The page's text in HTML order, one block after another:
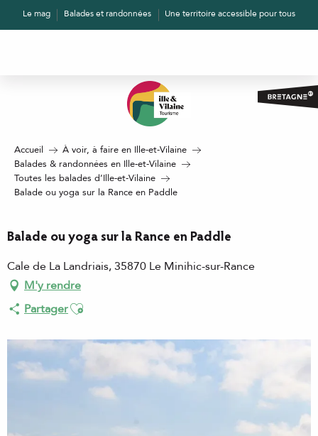
AllerLe mag Balades et randonnées Une territoire accessible pour tous
Accueil
À voir, à faire en Ille-et-Vilaine
Balades & randonnées en Ille-et-Vilaine
Toutes les balades d’Ille-et-Vilaine
Balade ou yoga sur la Rance en Paddle
Balade ou yoga sur la Rance en Paddle
Cale de La Landriais, 35870 Le Minihic-sur-Rance
M'y rendre
PartagerAjouter aux favoris